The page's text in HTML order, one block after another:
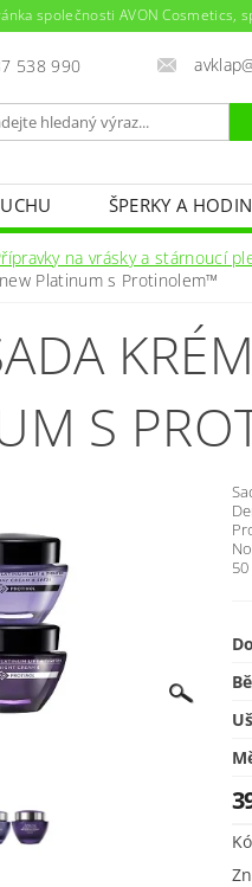
společnosti AVON Cosmetics,
538 990
ŠPERKY A
KONTAKTY
na vrásky a stárnoucí
Platinum s Protinolem™
S